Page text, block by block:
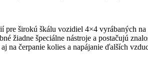
širokú škálu vozidiel 4×4 vyrábaných
žiadne špeciálne nástroje a postačujú
na čerpanie kolies a napájanie ďalších